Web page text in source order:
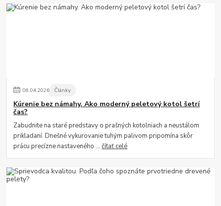
08.04.2026 Články
Kúrenie bez námahy. Ako moderný peletový kotol šetrí
čas?
Zabudnite na staré predstavy o prašných kotolniach a neustálom
prikladaní. Dnešné vykurovanie tuhým palivom pripomína skôr
prácu precízne nastaveného ...čítať celé